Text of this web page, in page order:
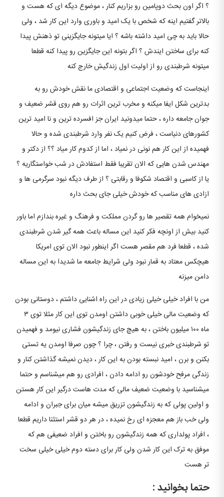
؟ اگر اون بحث دوپامین رو بزاریم کنار ، موضوع دیگه ای که هست و
بالاتر گفتیم اینه که شخص با یک امید و باوری وارد این کار شد ، ولی
حالا باید به چی امید داشته باشه ؟ ایا میتونه جایگزینی تو ذهنش پیدا
کنه برای ساختن ایندش ؟ اگر بتونه این جایگزین رو پیدا کنه قطعا
میتونه شرطبندی رو از اولیت اول زندگیش خارج کنه
اینجاست که وضعیت اجتماعی و اقتصادی ما نقش خودش رو به
بدترین شکل ایفا میکنه و مخرب ترین اثرات رو هم روی قشر ضعیف و
جوان جامعه داره ، حتما میدونید ایران جز افسرده ترین و نا امید ترین
کشورهای دنیاست ، فرض کنیم یک نفر وارد شرطبندی شده و حالا
فهمیده از این کار هم نونی در نمیاد ، اما از کدوم کار میاد ؟؟ از دکتر و
مهندس شدن هایی که الان تقریبا فقط استفادش در شب خواستگاریه ؟
یا از کاسبی و اقتصاد شکوفا و رقابتی ؟ از طرف دیگه نبود سرگرمی ها و
ازادی های مناسب که خودش خیلی جای بحث داره
نمیخوام همه تقصیر ها رو گردن مملکت و فرهنگ و غیره بندازم اما باور
کنید بیش از اونچه فکر کنید این مساله باعث همه گیر شدن شرطبندی
شده ، قطعا فرد هم مقصر هست اگر اینطور نبود الان توی امریکا
هیچکس معتاد به قمار نبود ولی شرایط جامعه ما شدیدا به این مساله
دامن میزنه
من با افراد خیلی خیلی زیادی در این راه اشنایی داشتم ، دوستانی بودن
که وضعیت مالی خیلی خوبی داشتن اومدن توی این کار مثلا توی ۳
ماه ۱۰۰ میلیون باختن ، به هیچ جای زندگیشون فشاری نیومد و فهمیدن
تو شرطبندی خبری نیست و رفتن ، چرا ؟ چون صرفا اومدن یه تستی
بکنن و برن ، امید نبسته بودن به این کار ، دیدن نمیشه گذاشتن کنار و
زندگی مرفح خودشون رو ادامه دادن ، افرادی رو هم میشناسم و حتما
میشناسید با وضعیت ضعیف مالی که مدت هاست درگیر این کار هستن
و اولین پولی که به زندگیشون تزریق میشه میان برای جبران و ادامه
ولی خب باز هم معجزه ای رخ نمیده ، در هر دو قشر استثنا داریم قطعا
، افراد پولداری که همه زندگیشون رو باختن و افراد ضعیفی هم که
موفق به ترک این کار شدن ولی کار برای دسته دوم خیلی خیلی سخت
تر هست
حتما بخوانید :